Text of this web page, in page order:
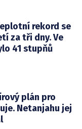
rekord se
za tři dny. Ve
41 stupňů
plán pro
Netanjahu jej